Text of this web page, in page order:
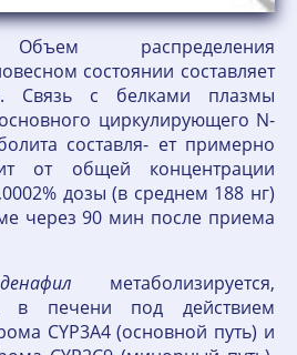
Объем распределения
состоянии составляет
Связь с белками плазмы
циркулирующего N-
составля- ет примерно
от общей концентрации
дозы (в среднем 188 нг)
через 90 мин после приема
метаболизируется,
в печени под действием
CYP3A4 (основной путь) и